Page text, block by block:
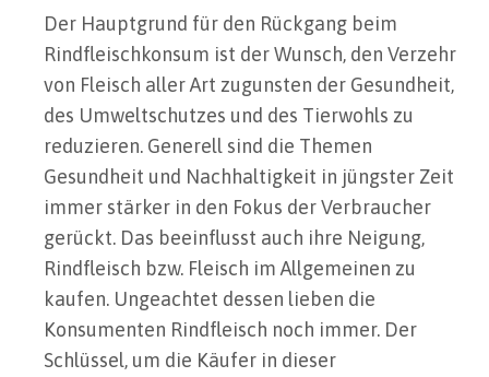
Der Hauptgrund für den Rückgang beim
Rindfleischkonsum ist der Wunsch, den Verzehr
von Fleisch aller Art zugunsten der Gesundheit,
des Umweltschutzes und des Tierwohls zu
reduzieren. Generell sind die Themen
Gesundheit und Nachhaltigkeit in jüngster Zeit
immer stärker in den Fokus der Verbraucher
gerückt. Das beeinflusst auch ihre Neigung,
Rindfleisch bzw. Fleisch im Allgemeinen zu
kaufen. Ungeachtet dessen lieben die
Konsumenten Rindfleisch noch immer. Der
Schlüssel, um die Käufer in dieser